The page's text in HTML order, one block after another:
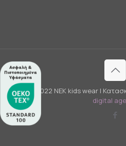
© 2022 NEK kids wear |
digital